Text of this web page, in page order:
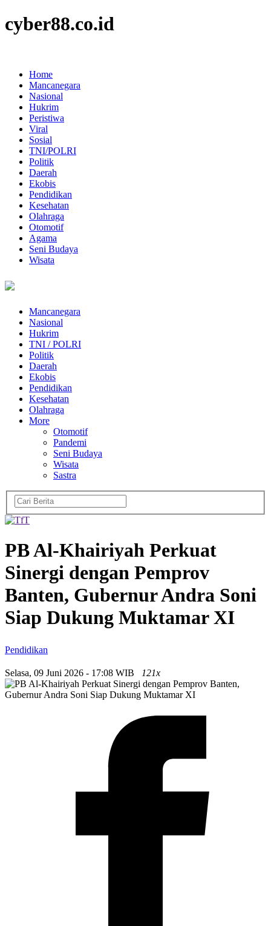
cyber88.co.id
Home
Mancanegara
Nasional
Hukrim
Peristiwa
Viral
Sosial
TNI/POLRI
Politik
Daerah
Ekobis
Pendidikan
Kesehatan
Olahraga
Otomotif
Agama
Seni Budaya
Wisata
Mancanegara
Nasional
Hukrim
TNI / POLRI
Politik
Daerah
Ekobis
Pendidikan
Kesehatan
Olahraga
More
Otomotif
Pandemi
Seni Budaya
Wisata
Sastra
PB Al-Khairiyah Perkuat
Sinergi dengan Pemprov
Banten, Gubernur Andra Soni
Siap Dukung Muktamar XI
Pendidikan
Selasa, 09 Juni 2026 - 17:08 WIB 121x